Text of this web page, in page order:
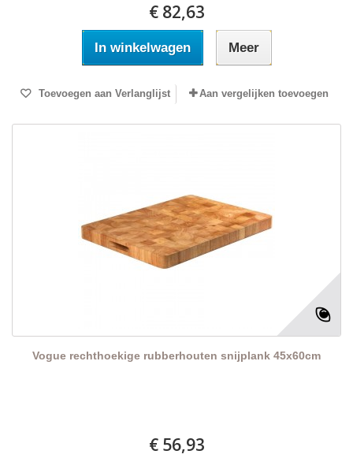
€ 82,63
In winkelwagen Meer
Toevoegen aan Verlanglijst Aan vergelijken toevoegen
Vogue rechthoekige rubberhouten snijplank 45x60cm
€ 56,93